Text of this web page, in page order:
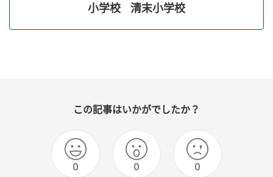
小学校 清末小学校
この記事はいかがでしたか？
0 0 0